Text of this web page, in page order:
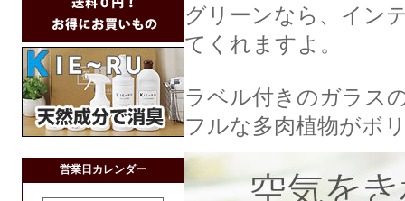
営業日カレンダー
グリーンなら、イン
てくれますよ。
ラベル付きのガラス
フルな多肉植物がボ